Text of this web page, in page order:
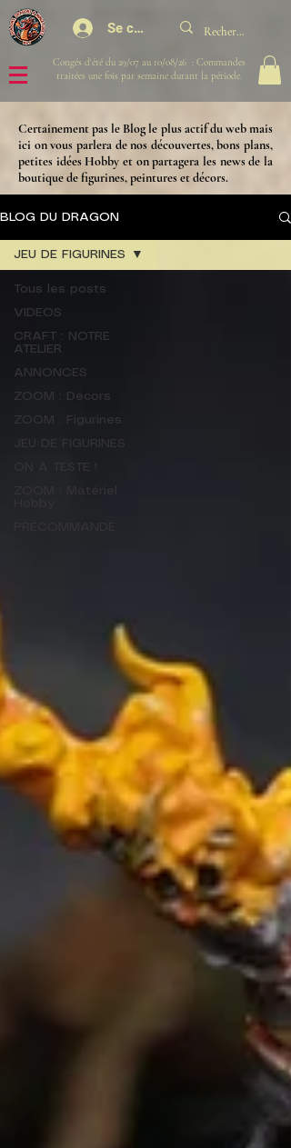
Se connecter
Congés d'été du 29/07 au 10/08/26 : Commandes
traitées une fois par semaine durant la période.
Certainement pas le Blog le plus actif du web mais
ici on vous parlera de nos découvertes, bons plans,
petites idées Hobby et on partagera les news de la
boutique de figurines, peintures et décors.​
BLOG DU DRAGON
Tous les posts
VIDEOS
CRAFT : NOTRE
ATELIER
ANNONCES
ZOOM : Décors
ZOOM : Figurines
JEU DE FIGURINES
JEU DE FIGURINES